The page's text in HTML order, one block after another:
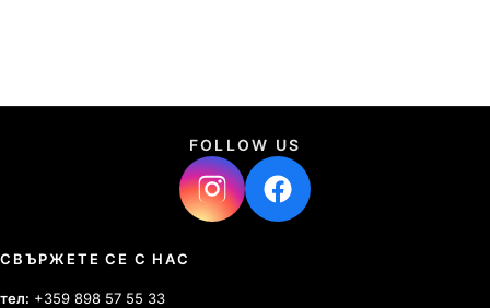
FOLLOW US
СВЪРЖЕТЕ СЕ С НАС
тел: +359 898 57 55 33